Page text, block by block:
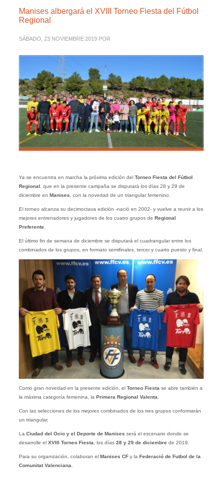
Manises albergará el XVIII Torneo Fiesta del Fútbol
Regional
SÁBADO, 23 NOVIEMBRE 2019 POR
Ya se encuentra en marcha la próxima edición del Torneo Fiesta del Fútbol
Regional , que en la presente campaña se disputará los días 28 y 29 de
diciembre en Manises , con la novedad de un triangular femenino.
El torneo alcanza su decimoctava edición -nació en 2002- y vuelve a reunir a los
mejores entrenadores y jugadores de los cuatro grupos de Regional
Preferente.
El último fin de semana de diciembre se disputará el cuadrangular entre los
combinados de los grupos, en formato semifinales, tercer y cuarto puesto y final.
Como gran novedad en la presente edición, el Torneo Fiesta se abre también a
la máxima categoría femenina, la Primera Regional Valenta
Con las selecciones de los mejores combinados de los tres grupos conformarán
un triangular.
La Ciudad del Ocio y el Deporte de Manises será el escenario donde se
desarrolle el XVIII Torneo Fiesta , los días28 y 29 de diciembrede 2019.
Para su organización, colaboran el Manises CFy la Federació de Futbol de la
Comunitat Valenciana